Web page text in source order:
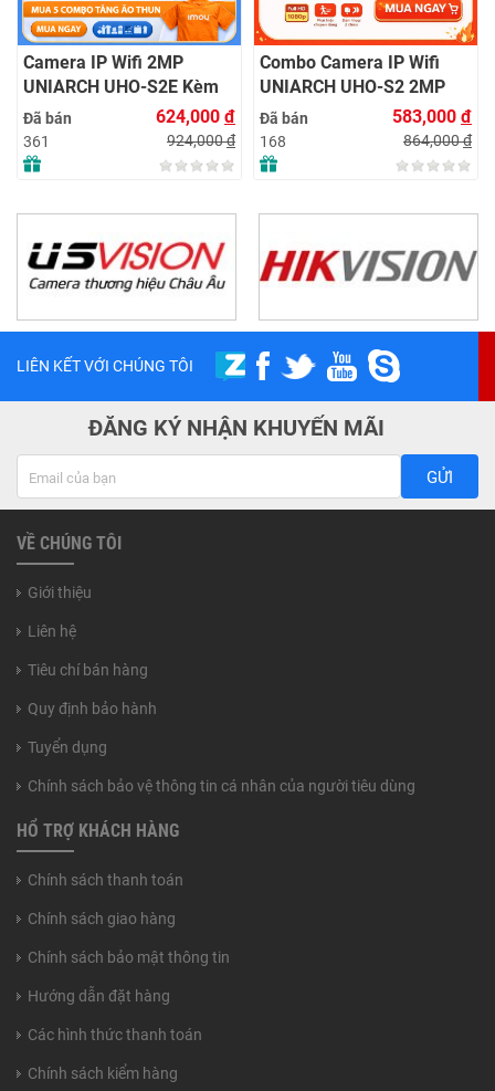
Camera IP Wifi 2MP
UNIARCH UHO-S2E Kèm
Thẻ Nhớ IMOU 64GB |
Xem Từ Xa | Dễ Lắp Đặt
Đã bán
361
624,000 đ
924,000đ
Combo Camera IP Wifi
UNIARCH UHO-S2 2MP
Kèm Thẻ Nhớ IMOU 64GB
| Phù Hợp Nhà & Cửa Hàng
Đã bán
168
583,000 đ
864,000đ
LIÊN KẾT VỚI CHÚNG TÔI
ĐĂNG KÝ NHẬN KHUYẾN MÃI
GỬI
VỀ CHÚNG TÔI
Giới thiệu
Liên hệ
Tiêu chí bán hàng
Quy định bảo hành
Tuyển dụng
Chính sách bảo vệ thông tin cá nhân của người tiêu dùng
HỔ TRỢ KHÁCH HÀNG
Chính sách thanh toán
Chính sách giao hàng
Chính sách bảo mật thông tin
Hướng dẫn đặt hàng
Các hình thức thanh toán
Chính sách kiểm hàng